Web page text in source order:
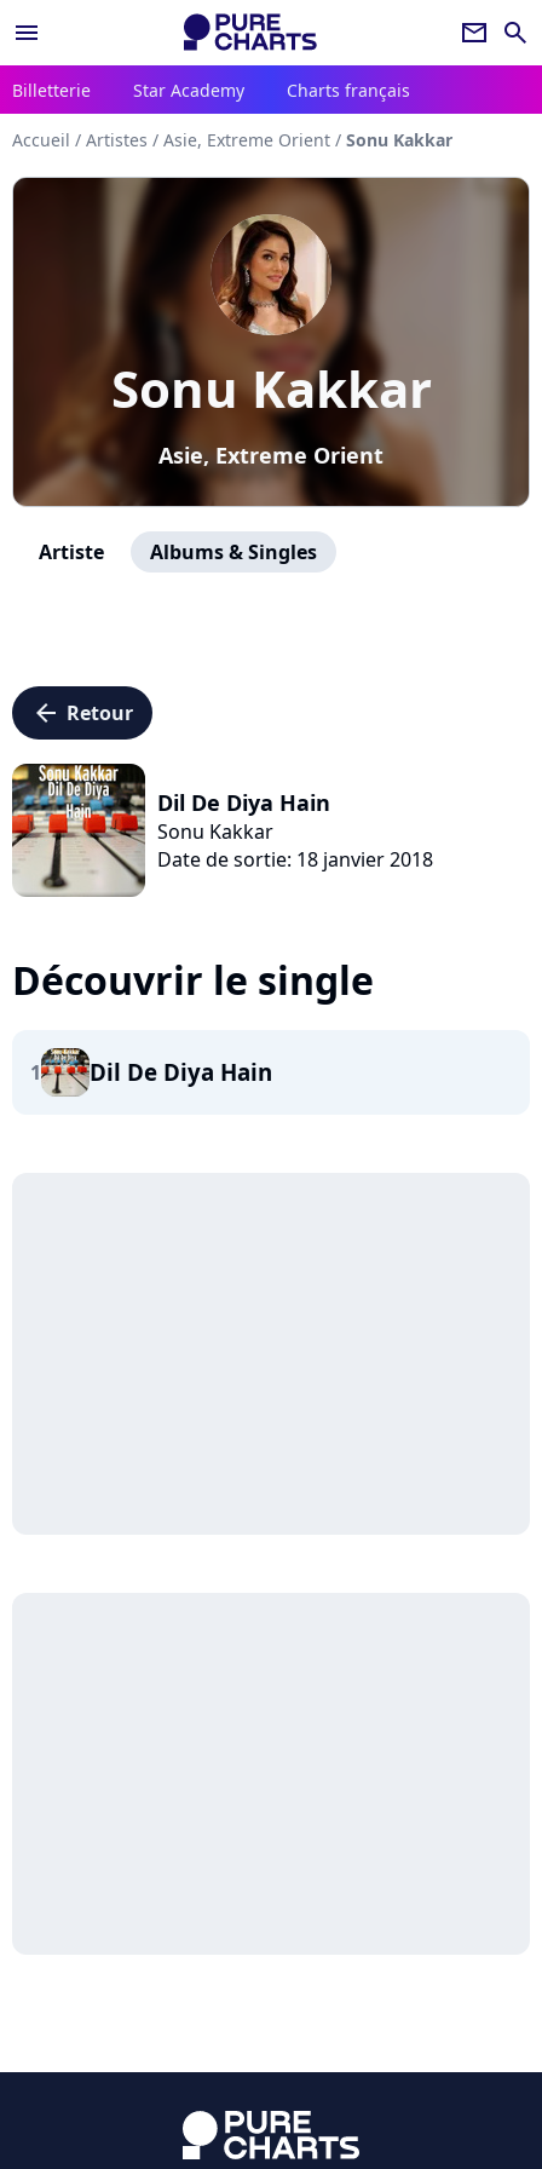
menu newsletter search
Billetterie Star Academy Charts français
Accueil / Artistes / Asie, Extreme Orient / Sonu Kakkar
Sonu Kakkar
Asie, Extreme Orient
Artiste Albums & Singles
arrow_left Retour
Dil De Diya Hain
Sonu Kakkar
Date de sortie: 18 janvier 2018
Découvrir le single
1 Dil De Diya Hain